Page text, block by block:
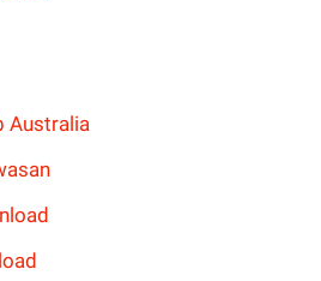
Australia